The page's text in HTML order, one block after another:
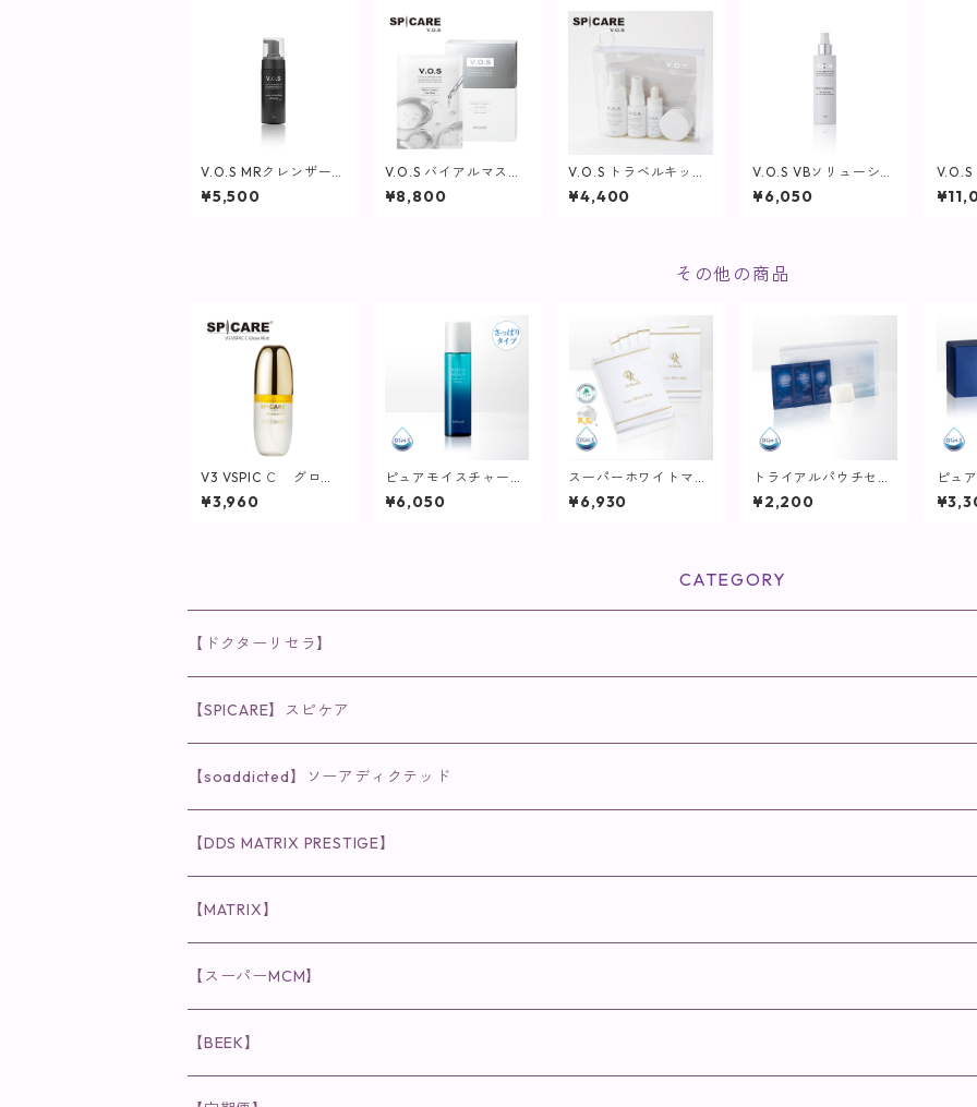
V.O.S MRクレンザー /
150ml【SPICARE】
¥5,500
V.O.S バイアルマスク
(30ml×6枚)【SPICAR
E】
¥8,800
V.O.S トラベルキット
(基礎4点セット)【SPI
CARE】
¥4,400
V.O.S VBソリューショ
ン / 150ml【SPICAR
E】
¥6,050
V.O.S
レッ
0ml
その他の商品
V3 VSPIC Ｃ グロウ
ミスト【SPICARE／ス
ピケア】
¥3,960
ピュアモイスチャーウ
ォーター / 150mL【化
粧水/さっぱりタイ
¥6,050
スーパーホワイトマス
ク5枚入【マスクパッ
ク】
¥6,930
トライアルパウチセッ
ト(しっとりタイプ)
【化粧水】
¥2,200
ピュ
ープ /
CATEGORY
【ドクターリセラ】
◉AQUA VENUS
クレンジング・洗顔
化粧水
◉VI PLANTE
リキッド
ディフェンサー
◉ナチュリスティーアクレス
クレンジング
洗顔
◉インナーケア
食品
粒タイプ
◉cocochia
ヘナカラー
ヘアファンデーション
◉美顔器
【SPICARE】スピケア
◉V3シリーズ
ファンデーション・ベース
クレンジング・洗顔
◉V3 VSPIC C Line
クレンジング・洗顔
化粧水
◉スピケアシリーズ
◉V.O.Sシリーズ
クレンジング・洗顔
化粧水
◉メンズシリーズ
【soaddicted】ソーアディクテッド
ラッシュアディクト
まつ毛用美容液
眉毛用美容液
リップアディクト
唇用美容液
ヘアアディクト
【DDS MATRIX PRESTIGE】
スキンケアシリーズ
美容液
【MATRIX】
スキンケアシリーズ
美容液
【スーパーMCM】
インナーケア
【BEEK】